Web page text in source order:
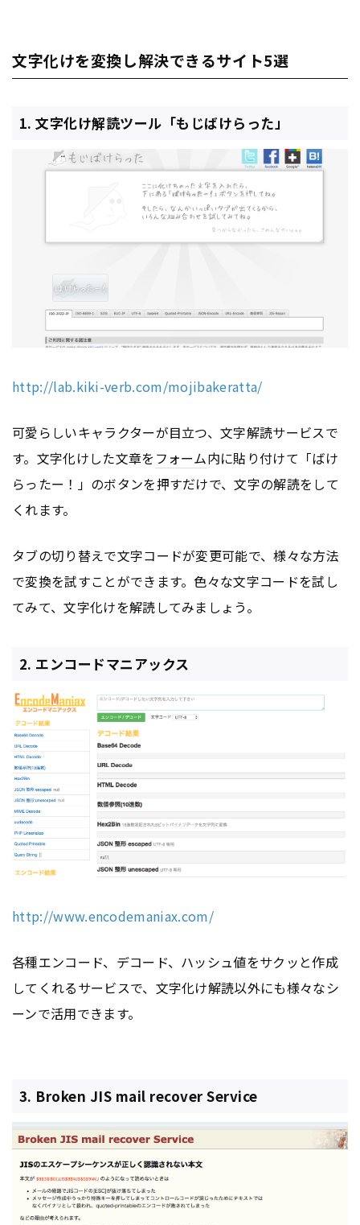
文字化けを変換し解決できるサイト5選
1. 文字化け解読ツール「もじばけらった」
http://lab.kiki-verb.com/mojibakeratta/
可愛らしいキャラクターが目立つ、文字解読サービスで
す。文字化けした文章を フォーム内に貼り付けて「ばけ
らったー！」のボタンを押すだけで、文字の解読をして
くれます。
タブの切り替えで文字コードが変更可能で、様々な方法
で変換を試すことができます。色々な文字コードを試し
てみて、文字化けを解読してみましょう。
2. エンコードマニアックス
http://www.encodemaniax.com/
各種エンコード、デコード、ハッシュ値をサクッと作成
してくれるサービスで、文字化け解読以外にも様々なシ
ーンで活用できます。
3. Broken JIS mail recover Service